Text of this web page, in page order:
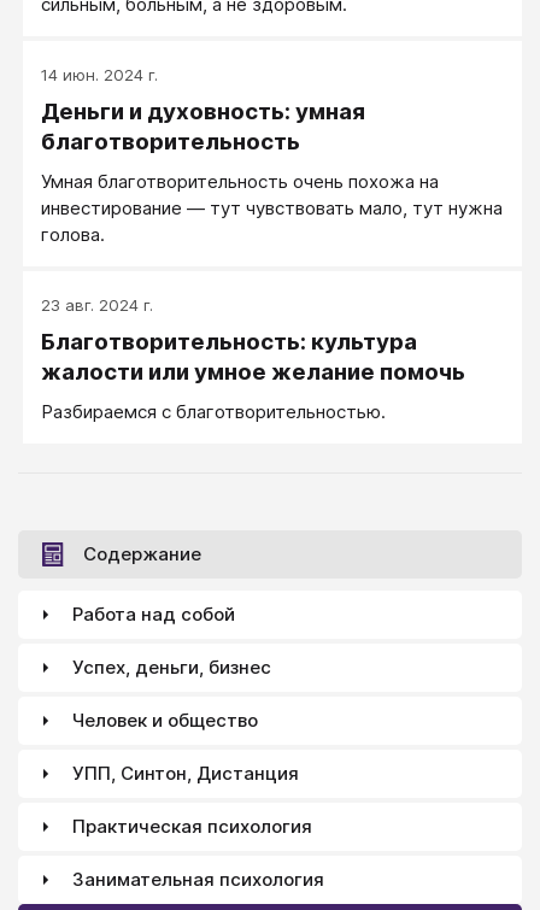
14 июн. 2024 г.
Деньги и духовность: умная
благотворительность
Умная благотворительность очень похожа на
инвестирование — тут чувствовать мало, тут нужна
голова.
23 авг. 2024 г.
Благотворительность: культура
жалости или умное желание помочь
Разбираемся с благотворительностью.
Содержание
Работа над собой
Успех, деньги, бизнес
Человек и общество
УПП, Синтон, Дистанция
Практическая психология
Занимательная психология